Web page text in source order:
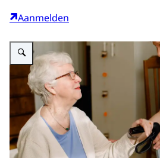
Aanmelden
Vergroot afbeelding KIK-V Oudere